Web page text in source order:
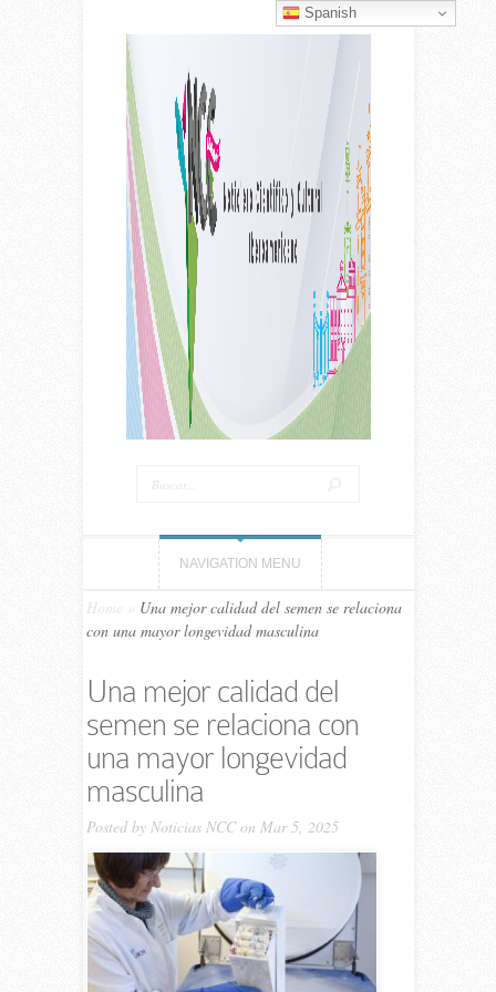
NAVIGATION MENU
Home
Una mejor calidad del semen se relaciona
con una mayor longevidad masculina
Una mejor calidad del
semen se relaciona con
una mayor longevidad
masculina
Posted by Noticias NCCon Mar 5, 2025
Spanish